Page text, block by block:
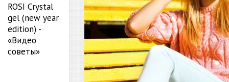
ROSI Crystal
gel (new year
edition) -
«Видео
советы»